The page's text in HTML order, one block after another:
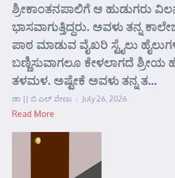
ಶ್ರೀಕಾಂತನಪಾಲಿಗೆ ಆ ಹುಡುಗರು
ಭಾಸವಾಗುತ್ತಿದ್ದರು. ಅವಳು ತನ್ನ
ಪಾಠ ಮಾಡುವ ವೈಖರಿ ಸ್ಟೈಲು
ಬಣ್ಣಿಸುವಾಗಲೂ ಕೇಳಲಾಗದೆ ಶ್ರೀಯ
ತಳಮಳ. ಅಷ್ಟೇಕೆ ಅವಳು ತನ್ನ ತ...
ಡಾ || ಬಿ ಎಲ್ ವೇಣು July 26, 2026
Read More